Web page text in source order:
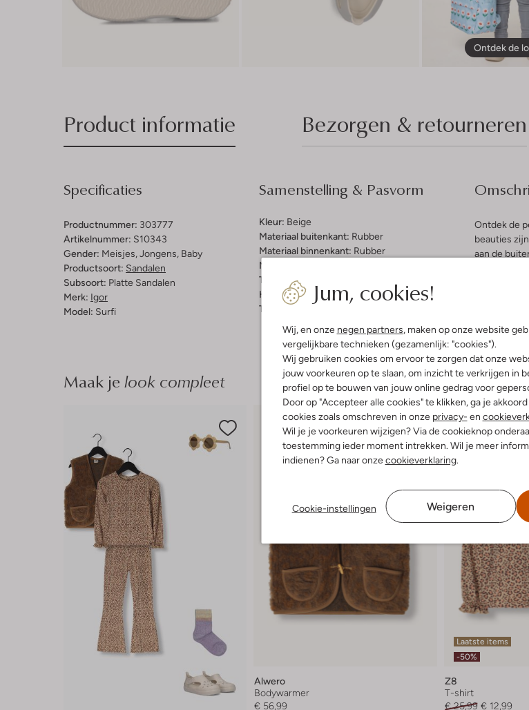
Jum, cookies!
Wij, en onze negen partners, maken op onze website
vergelijkbare technieken (gezamenlijk: "cookies").
Wij gebruiken cookies om ervoor te zorgen dat onze
jouw voorkeuren op te slaan, om inzicht te verkrijgen in
profiel op te bouwen van jouw online gedrag voor
Door op "Accepteer alle cookies" te klikken, ga je
cookies zoals omschreven in onze privacy- en
Wil je je voorkeuren wijzigen? Via de cookieknop
toestemming ieder moment intrekken. Wil je meer
indienen? Ga naar onzecookieverklaring.
Cookie-instellingen Weigeren
Ontdek de
Product informatie Bezorgen & retourneren
Specificaties
Productnummer: 303777
Artikelnummer: S10343
Gender: Meisjes, Jongens, Baby
Productsoort: Sandalen
Subsoort: Platte Sandalen
Merk: Igor
Model: Surfi
Samenstelling & Pasvorm
Kleur: Beige
Materiaal buitenkant: Rubber
Materiaal binnenkant: Rubber
Materiaal zool:
Type sluiting:
Hakvorm:Platte Zool
Type neus:
Ontdek de
beauties
aan de
vrolijke
zodat ze
Maak je look compleet
Alwero
Bodywarmer
€ 56,99
Laatste items
-50%
Z8
T-shirt
€ 25,99 € 12,99